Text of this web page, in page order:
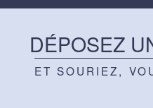
DÉPOSEZ
ET SOURIEZ,